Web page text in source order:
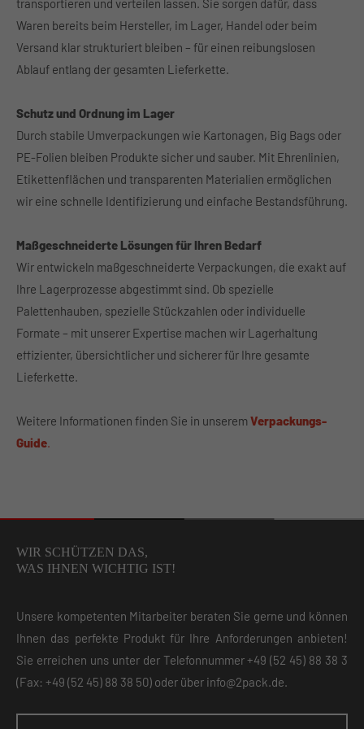
About us
elit.
Aenean commodo ligula eget dolor. Aenean massa. Cum
montes, nascetur ridiculus mus. Donec quam felis,
ultricies nec.
transportieren und verteilen lassen. Sie sorgen dafür, dass
Waren bereits beim Hersteller, im Lager, Handel oder beim
Versand klar strukturiert bleiben – für einen reibungslosen
Ablauf entlang der gesamten Lieferkette.
Schutz und Ordnung im Lager
Durch stabile Umverpackungen wie Kartonagen, Big Bags oder
PE-Folien bleiben Produkte sicher und sauber. Mit Ehrenlinien,
Etikettenflächen und transparenten Materialien ermöglichen
wir eine schnelle Identifizierung und einfache Bestandsführung.
Maßgeschneiderte Lösungen für Ihren Bedarf
Wir entwickeln maßgeschneiderte Verpackungen, die exakt auf
Ihre Lagerprozesse abgestimmt sind. Ob spezielle
Palettenhauben, spezielle Stückzahlen oder individuelle
Formate – mit unserer Expertise machen wir Lagerhaltung
effizienter, übersichtlicher und sicherer für Ihre gesamte
Lieferkette.
Weitere Informationen finden Sie in unserem Verpackungs-
Guide.
WIR SCHÜTZEN DAS,
WAS IHNEN WICHTIG IST!
Unsere kompetenten Mitarbeiter beraten Sie gerne und können
Ihnen das perfekte Produkt für Ihre Anforderungen anbieten!
Sie erreichen uns unter der Telefonnummer+49 (52 45) 88 38 3
(Fax: +49 (52 45) 88 38 50) oder über info@2pack.de.